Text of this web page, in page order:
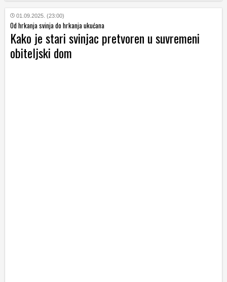
01.09.2025. (23:00)
Od hrkanja svinja do hrkanja ukućana
Kako je stari svinjac pretvoren u suvremeni
obiteljski dom